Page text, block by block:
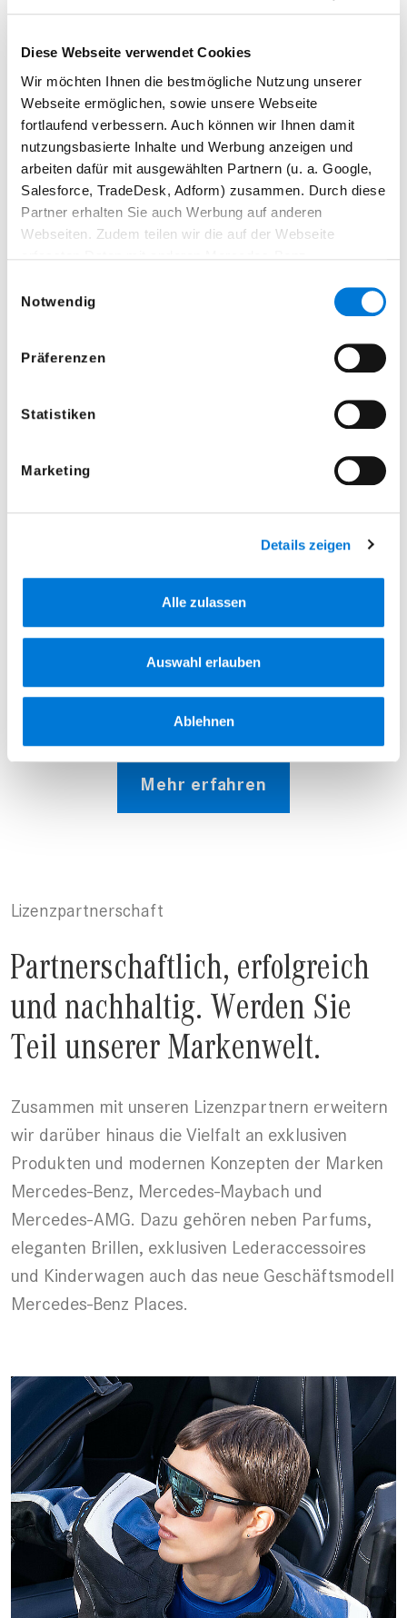
Diese Webseite verwendet Cookies
Wir möchten Ihnen die bestmögliche Nutzung unserer
Webseite ermöglichen, sowie unsere Webseite
fortlaufend verbessern. Auch können wir Ihnen damit
nutzungsbasierte Inhalte und Werbung anzeigen und
arbeiten dafür mit ausgewählten Partnern (u. a. Google,
Salesforce, TradeDesk, Adform) zusammen. Durch diese
Partner erhalten Sie auch Werbung auf anderen
Webseiten. Zudem teilen wir die auf der Webseite
Mercedes-Benz Mobility AG, damit diese eigene
widerrufen. Weitere Informationen (auch zu
Datenübermittlungen) und Einstellungsmöglichkeiten
Datenschutzhinweisen.
Notwendig
Präferenzen
Statistiken
Marketing
Details zeigen
Alle zulassen
Auswahl erlauben
Ablehnen
Mehr erfahren
Faszinierend. Inspirierend.
Stilvoll.
Die Mercedes-Benz Collection bietet Ihnen
Qualität und Design im Zeichen des Sterns: Ob
Bekleidung, Uhren, Sonnenbrillen, Gepäck,
Geschenkartikel oder Modellautos, unsere
Meisterwerke im Miniaturformat - die
die Uhr. Faszinierend, inspirierend und stilvoll.
Lizenzpartnerschaft
Partnerschaftlich, erfolgreich
und nachhaltig. Werden Sie
Teil unserer Markenwelt.
Zusammen mit unseren Lizenzpartnern erweitern
wir darüber hinaus die Vielfalt an exklusiven
Produkten und modernen Konzepten der Marken
Mercedes-Benz, Mercedes-Maybach und
Mercedes-AMG. Dazu gehören neben Parfums,
eleganten Brillen, exklusiven Lederaccessoires
und Kinderwagen auch das neue Geschäftsmodell
Mercedes-Benz Places.